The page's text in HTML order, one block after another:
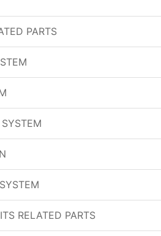
PARTS
RELATED PARTS